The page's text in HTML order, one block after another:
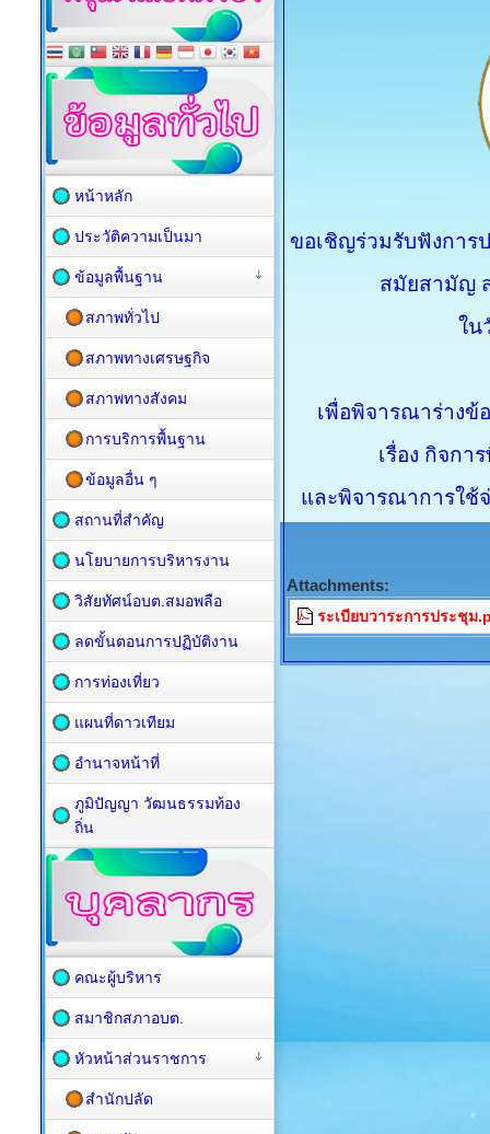
ขอเชิญร่วมรับฟังการ
สมัยสามัญ
ใน
เพื่อพิจารณาร่าง
เรื่อง กิจกา
และพิจารณาการใช้
Attachments:
ระเบียบวาระการประชุม
หน้าหลัก
ประวัติความเป็นมา
ข้อมูลพื้นฐาน
สภาพทั่วไป
สภาพทางเศรษฐกิจ
สภาพทางสังคม
การบริการพื้นฐาน
ข้อมูลอื่น ๆ
สถานที่สำคัญ
นโยบายการบริหารงาน
วิสัยทัศน์อบต.สมอพลือ
ลดขั้นตอนการปฏิบัติงาน
การท่องเที่ยว
แผนที่ดาวเทียม
อำนาจหน้าที่
ภูมิปัญญา วัฒนธรรมท้อง
ถิ่น
คณะผู้บริหาร
สมาชิกสภาอบต.
หัวหน้าส่วนราชการ
สำนักปลัด